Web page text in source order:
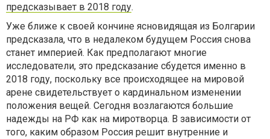
предсказывает в 2018 году.
Уже ближе к своей кончине ясновидящая из Болгарии
предсказала, что в недалеком будущем Россия снова
станет империей. Как предполагают многие
исследователи, это предсказание сбудется именно в
2018 году, поскольку все происходящее на мировой
арене свидетельствует о кардинальном изменении
положения вещей. Сегодня возлагаются большие
надежды на РФ как на миротворца. В зависимости от
того, каким образом Россия решит внутренние и